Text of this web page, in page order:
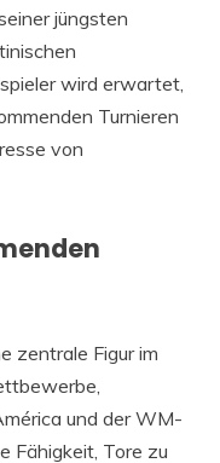
jüngsten
wird erwartet,
Turnieren
von
zentrale Figur im
und der WM-
Fähigkeit, Tore zu